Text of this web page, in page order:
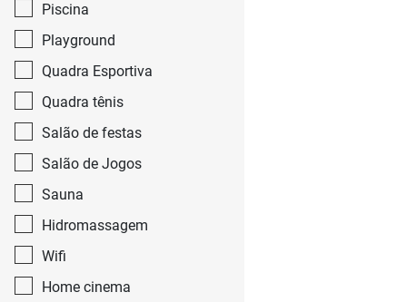
Piscina
Playground
Quadra Esportiva
Quadra tênis
Salão de festas
Salão de Jogos
Sauna
Hidromassagem
Wifi
Home cinema